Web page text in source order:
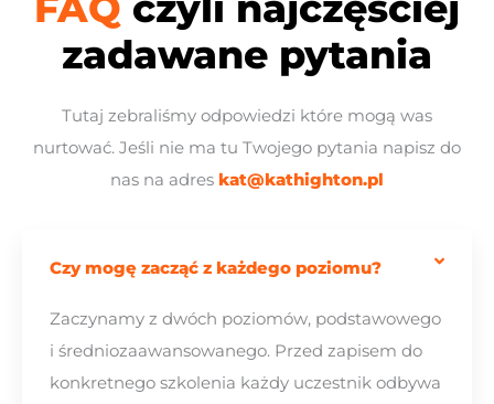
zadawane pytania
Tutaj zebraliśmy odpowiedzi które mogą was
nurtować. Jeśli nie ma tu Twojego pytania napisz do
nas na adres kat@kathighton.pl
Czy mogę zacząć z każdego poziomu?​
Zaczynamy z dwóch poziomów, podstawowego
i średniozaawansowanego. Przed zapisem do
konkretnego szkolenia każdy uczestnik odbywa